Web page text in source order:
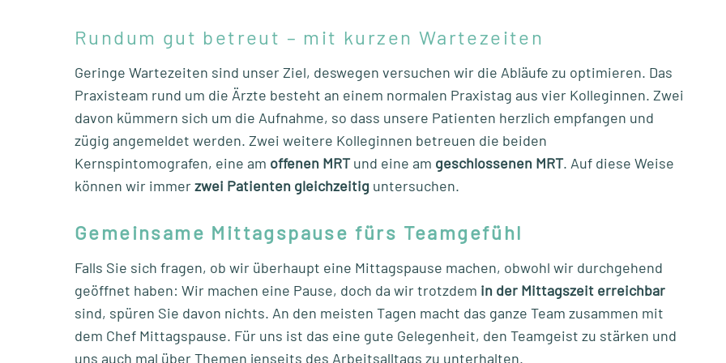
Rundum gut betreut – mit kurzen Wartezeiten
Geringe Wartezeiten sind unser Ziel, deswegen versuchen wir die Abläufe zu optimieren. Das
Praxisteam rund um die Ärzte besteht an einem normalen Praxistag aus vier Kolleginnen. Zwei
davon kümmern sich um die Aufnahme, so dass unsere Patienten herzlich empfangen und
zügig angemeldet werden. Zwei weitere Kolleginnen betreuen die beiden
Kernspintomografen, eine am offenen MRTund eine am geschlossenen MRT. Auf diese Weise
können wir immerzwei Patienten gleichzeitig untersuchen.
Gemeinsame Mittagspause fürs Teamgefühl
Falls Sie sich fragen, ob wir überhaupt eine Mittagspause machen, obwohl wir durchgehend
geöffnet haben: Wir machen eine Pause, doch da wir trotzdem in der Mittagszeit erreichbar
sind, spüren Sie davon nichts. An den meisten Tagen macht das ganze Team zusammen mit
dem Chef Mittagspause. Für uns ist das eine gute Gelegenheit, den Teamgeist zu stärken und
uns auch mal über Themen jenseits des Arbeitsalltags zu unterhalten.